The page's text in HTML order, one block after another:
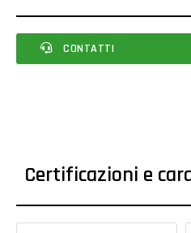
CONTATTI
Certificazioni e